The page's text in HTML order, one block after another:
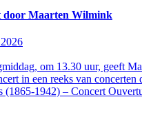
door Maarten Wilmink
om 13.30 uur, geeft
in een reeks van concerten
1942) – Concert